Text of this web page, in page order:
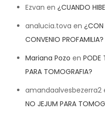
Ezvan en ¿CUANDO
analucia.tova en ¿CON
CONVENIO PROFAMILIA?
Mariana Pozo en PODE
PARA TOMOGRAFIA?
amandaalvesbezerra2
NO JEJUM PARA